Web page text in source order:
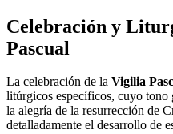
Celebración y
Pascual
La celebración de la Vigilia
litúrgicos específicos, cuyo tono
la alegría de la resurrección de
detalladamente el desarrollo de